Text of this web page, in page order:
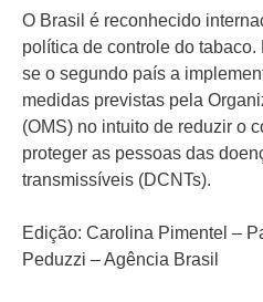
O Brasil é reconhecido
política de controle do
se o segundo país a
medidas previstas pela
(OMS) no intuito de reduzir o
proteger as pessoas das
transmissíveis (DCNTs).
Edição: Carolina Pimentel –
Peduzzi – Agência Brasil